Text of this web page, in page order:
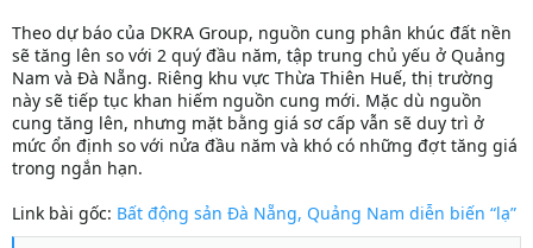
Theo dự báo của DKRA Group, nguồn cung phân khúc đất nền
sẽ tăng lên so với 2 quý đầu năm, tập trung chủ yếu ở Quảng
Nam và Đà Nẵng. Riêng khu vực Thừa Thiên Huế, thị trường
này sẽ tiếp tục khan hiếm nguồn cung mới. Mặc dù nguồn
cung tăng lên, nhưng mặt bằng giá sơ cấp vẫn sẽ duy trì ở
mức ổn định so với nửa đầu năm và khó có những đợt tăng giá
trong ngắn hạn.
Link bài gốc: Bất động sản Đà Nẵng, Quảng Nam diễn biến “lạ”